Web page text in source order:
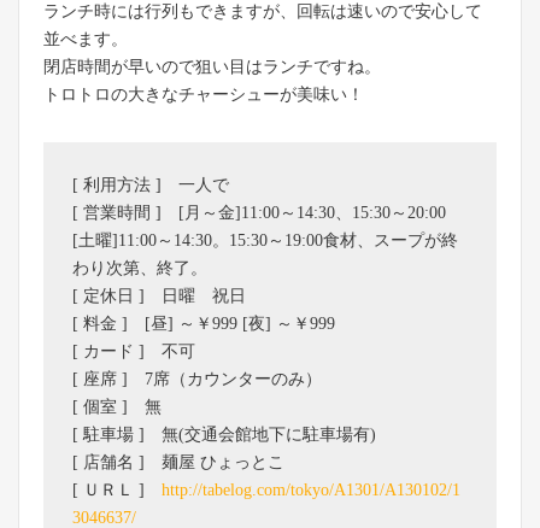
ランチ時には行列もできますが、回転は速いので安心して
並べます。
閉店時間が早いので狙い目はランチですね。
トロトロの大きなチャーシューが美味い！
[ 利用方法 ] 一人で
[ 営業時間 ] [月～金]11:00～14:30、15:30～20:00
[土曜]11:00～14:30。15:30～19:00食材、スープが終
わり次第、終了。
[ 定休日 ] 日曜 祝日
[ 料金 ] [昼] ～￥999 [夜] ～￥999
[ カード ] 不可
[ 座席 ] 7席（カウンターのみ）
[ 個室 ] 無
[ 駐車場 ] 無(交通会館地下に駐車場有)
[ 店舗名 ] 麺屋 ひょっとこ
[ ＵＲＬ ] http://tabelog.com/tokyo/A1301/A130102/1
3046637/